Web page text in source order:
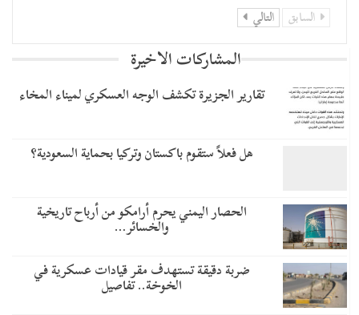
السابق التالي
المشاركات الاخيرة
تقارير الجزيرة تكشف الوجه العسكري لميناء المخاء
هل فعلاً ستقوم باكستان وتركيا بحماية السعودية؟
الحصار اليمني يحرم أرامكو من أرباح تاريخية
والخسائر…
ضربة دقيقة تستهدف مقر قيادات عسكرية في
الخوخة.. تفاصيل